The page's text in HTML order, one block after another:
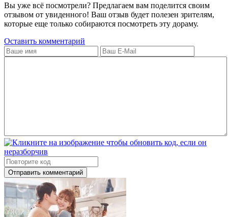
Вы уже всё посмотрели? Предлагаем вам поделится своим
отзывом от увиденного! Ваш отзыв будет полезен зрителям,
которые еще только собираются посмотреть эту дораму.
Оставить комментарий
Отправить комментарий